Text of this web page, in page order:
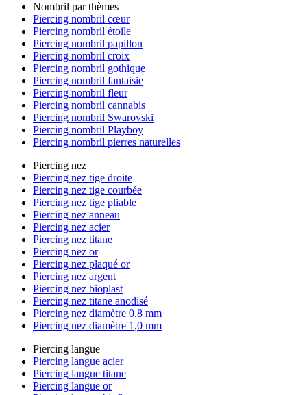
Nombril par thèmes
Piercing nombril cœur
Piercing nombril étoile
Piercing nombril papillon
Piercing nombril croix
Piercing nombril gothique
Piercing nombril fantaisie
Piercing nombril fleur
Piercing nombril cannabis
Piercing nombril Swarovski
Piercing nombril Playboy
Piercing nombril pierres naturelles
Piercing nez
Piercing nez tige droite
Piercing nez tige courbée
Piercing nez tige pliable
Piercing nez anneau
Piercing nez acier
Piercing nez titane
Piercing nez or
Piercing nez plaqué or
Piercing nez argent
Piercing nez bioplast
Piercing nez titane anodisé
Piercing nez diamètre 0,8 mm
Piercing nez diamètre 1,0 mm
Piercing langue
Piercing langue acier
Piercing langue titane
Piercing langue or